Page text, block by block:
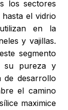
los sectores
el vidrio
en la
y vajillas.
segmento
su pureza y
de desarrollo
el camino
maximice